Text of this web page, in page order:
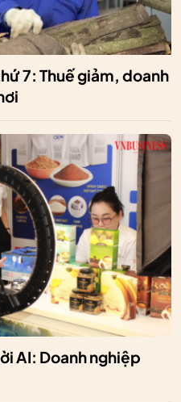
7: Thuế giảm, doanh
AI: Doanh nghiệp